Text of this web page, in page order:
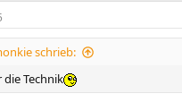
schrieb:
die Technik